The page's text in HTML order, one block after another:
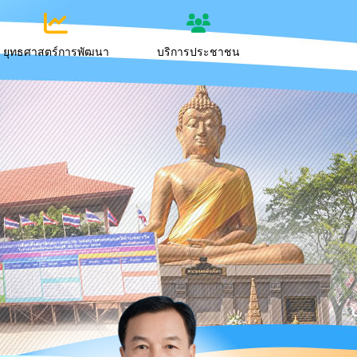
ยุทธศาสตร์การพัฒนา บริการประชาชน